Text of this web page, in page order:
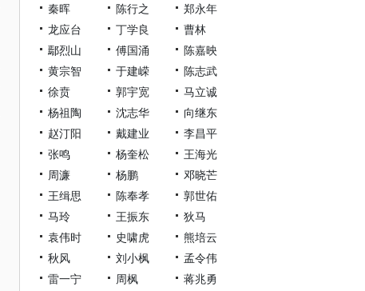
秦晖 陈行之
郑永年
龙应台
丁学良
曹林
鄢烈山
傅国涌
陈嘉映
黄宗智
于建嵘
陈志武
徐贲
郭宇宽
马立诚
杨祖陶
沈志华
向继东
赵汀阳
戴建业
李昌平
张鸣
杨奎松
王海光
周濂
杨鹏
邓晓芒
王缉思
陈奉孝
郭世佑
马玲
王振东
狄马
袁伟时
史啸虎
熊培云
秋风
刘小枫
孟令伟
雷一宁
周枫
蒋兆勇